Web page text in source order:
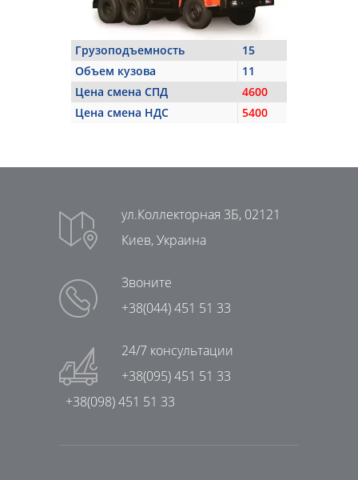
Грузоподъемность
15
Объем кузова
11
Цена смена СПД
4600
Цена смена НДС
5400
ул.Коллекторная 3Б, 02121
Киев, Украина
Звоните
+38(044) 451 51 33
24/7 консультации
+38(095) 451 51 33
+38(098) 451 51 33